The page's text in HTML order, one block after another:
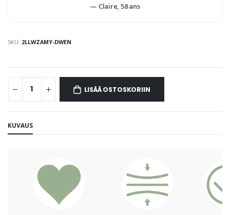
— Claire, 58 ans
SKU: 2LLWZAMY-DWEN
LISÄÄ OSTOSKORIIN
KUVAUS